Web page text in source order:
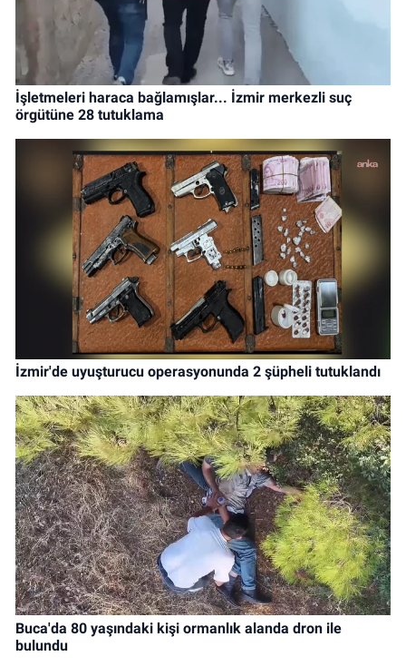
İşletmeleri haraca bağlamışlar... İzmir merkezli suç
örgütüne 28 tutuklama
İzmir'de uyuşturucu operasyonunda 2 şüpheli tutuklandı
Buca'da 80 yaşındaki kişi ormanlık alanda dron ile
bulundu